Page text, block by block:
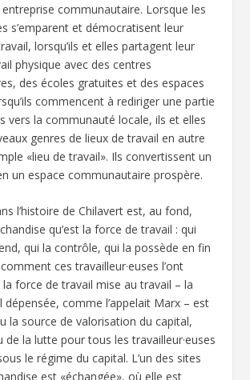
communautaire. Lorsque les
s’emparent et démocratisent leur
lorsqu’ils et elles partagent leur
physique avec des centres
des écoles gratuites et des espaces
commencent à rediriger une partie
vers la communauté locale, ils et elles
genres de lieux de travail en autre
«lieu de travail». Ils convertissent un
un espace communautaire prospère.
l’histoire de Chilavert est, au fond,
qu’est la force de travail : qui
qui la contrôle, qui la possède en fin
ces travailleur·euses l’ont
la force de travail mise au travail – la
comme l’appelait Marx – est
la source de valorisation du capital,
de la lutte pour tous les travailleur·euses
le régime du capital. L’un des sites
est «échangée», où elle est